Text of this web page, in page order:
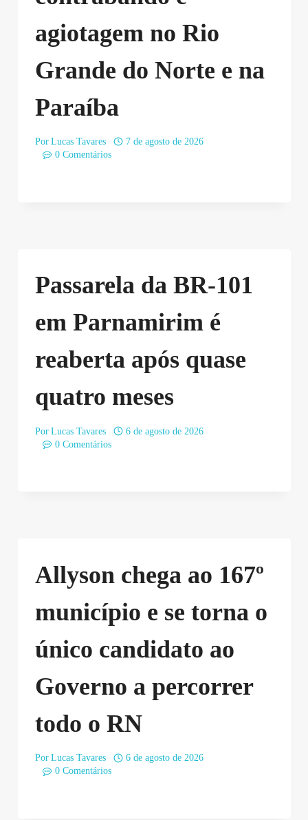
agiotagem no Rio
Grande do Norte e na
Paraíba
Por Lucas Tavares
7 de agosto de 2026
0 Comentários
Passarela da BR-101
em Parnamirim é
reaberta após quase
quatro meses
Por Lucas Tavares
6 de agosto de 2026
0 Comentários
Allyson chega ao 167º
município e se torna o
único candidato ao
Governo a percorrer
todo o RN
Por Lucas Tavares
6 de agosto de 2026
0 Comentários